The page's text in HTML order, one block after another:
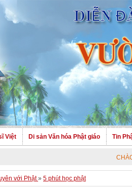
Việt Di sản Văn hóa Phật giáo Tin
CHÀO MỪNG
với Phật» 5 phút học phật